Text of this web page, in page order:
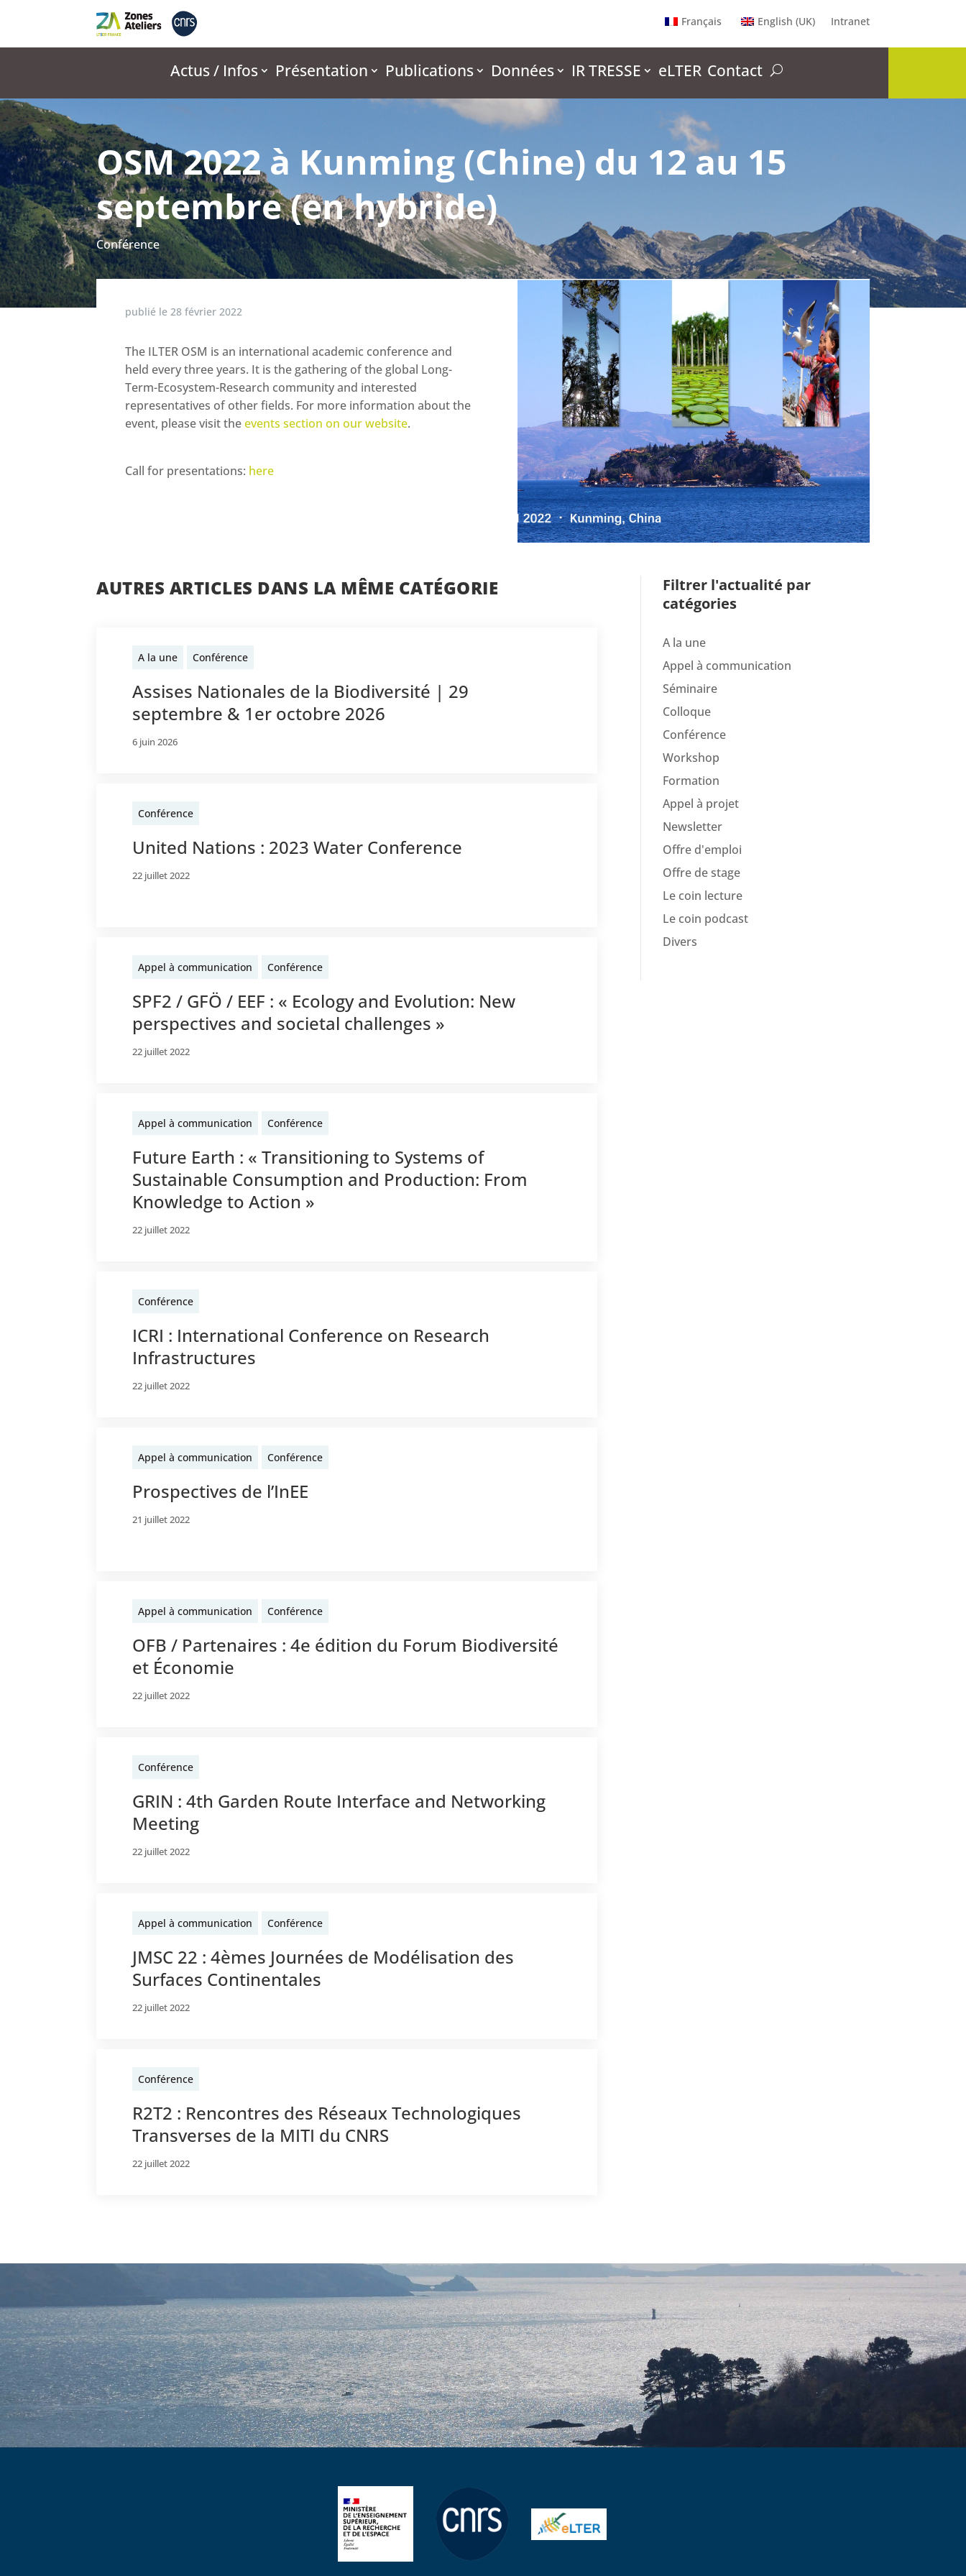
Français English (UK) Intranet
Actus / Infos Présentation Publications Données IR TRESSE eLTER Contact
OSM 2022 à Kunming (Chine) du 12 au 15
septembre (en hybride)
Conférence
publié le 28 février 2022
The ILTER OSM is an international academic conference and
held every three years. It is the gathering of the global Long-
Term-Ecosystem-Research community and interested
representatives of other fields. For more information about the
event, please visit theevents section on our website.
Call for presentations: here
AUTRES ARTICLES DANS LA MÊME CATÉGORIE
A la une Conférence
Assises Nationales de la Biodiversité | 29
septembre & 1er octobre 2026
6 juin 2026
Conférence
United Nations : 2023 Water Conference
22 juillet 2022
Appel à communication Conférence
SPF2 / GFÖ / EEF : « Ecology and Evolution: New
perspectives and societal challenges »
22 juillet 2022
Appel à communication Conférence
Future Earth : « Transitioning to Systems of
Sustainable Consumption and Production: From
Knowledge to Action »
22 juillet 2022
Conférence
ICRI : International Conference on Research
Infrastructures
22 juillet 2022
Appel à communication Conférence
Prospectives de l’InEE
21 juillet 2022
Appel à communication Conférence
OFB / Partenaires : 4e édition du Forum Biodiversité
et Économie
22 juillet 2022
Conférence
GRIN : 4th Garden Route Interface and Networking
Meeting
22 juillet 2022
Appel à communication Conférence
JMSC 22 : 4èmes Journées de Modélisation des
Surfaces Continentales
22 juillet 2022
Conférence
R2T2 : Rencontres des Réseaux Technologiques
Transverses de la MITI du CNRS
22 juillet 2022
Filtrer l'actualité par
catégories
A la une
Appel à communication
Séminaire
Colloque
Conférence
Workshop
Formation
Appel à projet
Newsletter
Offre d'emploi
Offre de stage
Le coin lecture
Le coin podcast
Divers